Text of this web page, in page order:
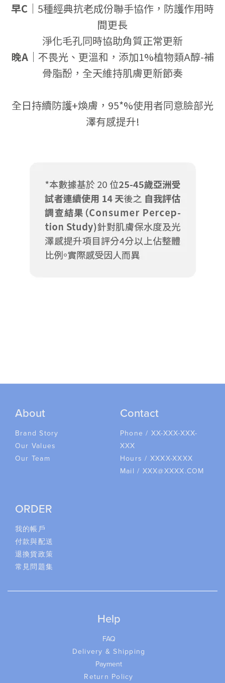
早C｜ 5種經典抗老成份聯手協作，防護作用時
間更長
淨化毛孔同時協助角質正常更新
晚A｜ 不畏光、更溫和，添加1%植物類A醇-補
骨脂酚，全天維持肌膚更新節奏
全日持續防護+煥膚，95*%使用者同意臉部光
澤有感提升!
About
Brand Story
Our Values
Our Team
Contact
Phone / XX-XXX-XXX-
XXX
Hours / XXXX-XXXX
Mail / XXX@XXXX.COM
ORDER
我的帳戶
付款與配送
退換貨政策
常見問題集
Help
FAQ
Delivery & Shipping
Payment
Return Policy